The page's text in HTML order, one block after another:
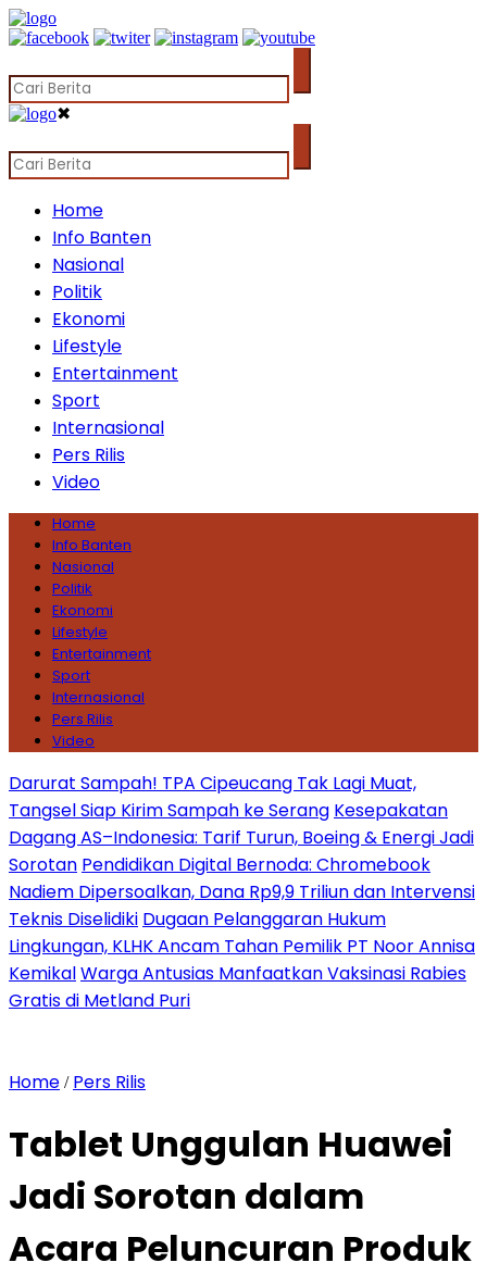
✖
Home
Info Banten
Nasional
Politik
Ekonomi
Lifestyle
Entertainment
Sport
Internasional
Pers Rilis
Video
Home
Info Banten
Nasional
Politik
Ekonomi
Lifestyle
Entertainment
Sport
Internasional
Pers Rilis
Video
Darurat Sampah! TPA Cipeucang Tak Lagi Muat,
Tangsel Siap Kirim Sampah ke Serang Kesepakatan
Dagang AS–Indonesia: Tarif Turun, Boeing & Energi Jadi
Sorotan Pendidikan Digital Bernoda: Chromebook
Nadiem Dipersoalkan, Dana Rp9,9 Triliun dan Intervensi
Teknis Diselidiki Dugaan Pelanggaran Hukum
Lingkungan, KLHK Ancam Tahan Pemilik PT Noor Annisa
KemikalWarga Antusias Manfaatkan Vaksinasi Rabies
Gratis di Metland Puri
Home / Pers Rilis
Tablet Unggulan Huawei
Jadi Sorotan dalam
Acara Peluncuran Produk